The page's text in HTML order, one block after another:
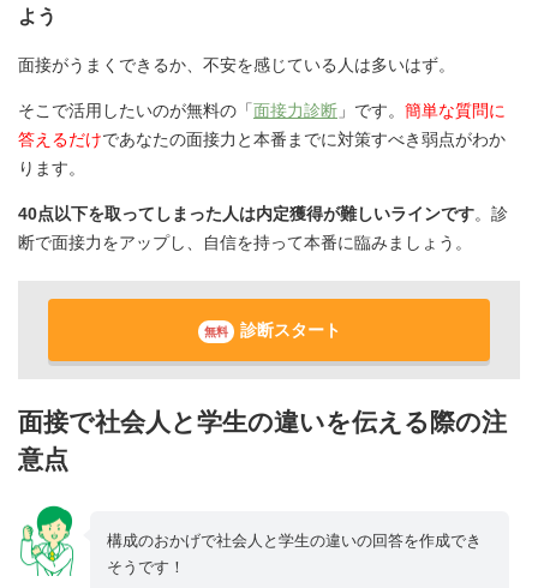
よう
面接がうまくできるか、不安を感じている人は多いはず。
そこで活用したいのが無料の「面接力診断 」です。 簡単な質問に
答えるだけであなたの面接力と本番までに対策すべき弱点がわか
ります。
40点以下を取ってしまった人は内定獲得が難しいラインです。診
断で面接力をアップし、自信を持って本番に臨みましょう。
無料 診断スタート
面接で社会人と学生の違いを伝える際の注
意点
構成のおかげで社会人と学生の違いの回答を作成でき
そうです！